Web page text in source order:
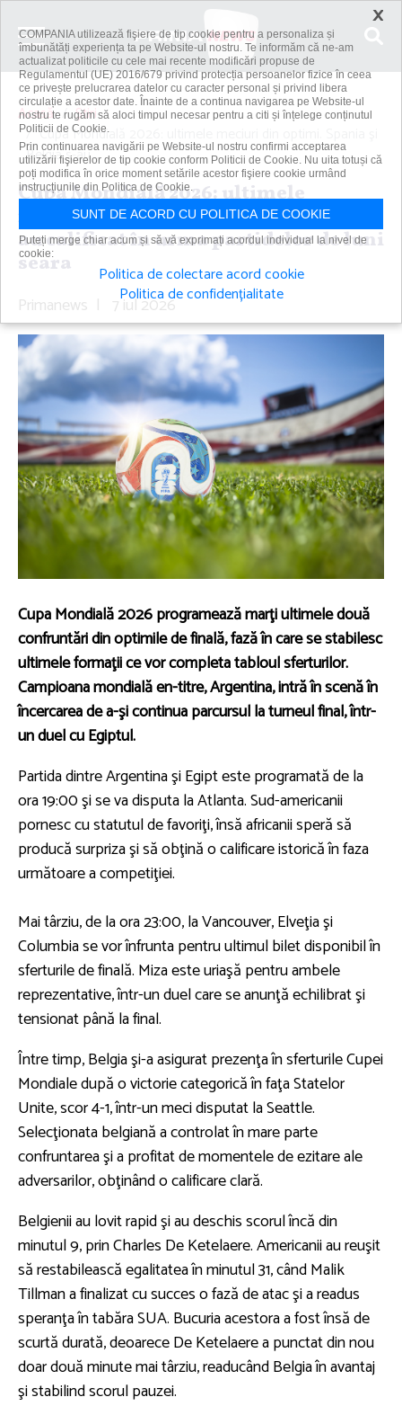
Acasă
Știri
Cupa Mondială 2026: ultimele meciuri din optimi. Spania şi
Belgia s-au...
Cupa Mondială 2026: ultimele
meciuri din optimi. Spania şi Belgia s-
au calificat în urma partidelor de luni
seara
Primanews | 7 iul 2026
Cupa Mondială 2026 programează marţi ultimele două
confruntări din optimile de finală, fază în care se stabilesc
ultimele formaţii ce vor completa tabloul sferturilor.
Campioana mondială en-titre, Argentina, intră în scenă în
încercarea de a-şi continua parcursul la turneul final, într-
un duel cu Egiptul.
Partida dintre Argentina şi Egipt este programată de la
ora 19:00 şi se va disputa la Atlanta. Sud-americanii
pornesc cu statutul de favoriţi, însă africanii speră să
producă surpriza şi să obţină o calificare istorică în faza
următoare a competiţiei.
Mai târziu, de la ora 23:00, la Vancouver, Elveţia şi
Columbia se vor înfrunta pentru ultimul bilet disponibil în
sferturile de finală. Miza este uriaşă pentru ambele
reprezentative, într-un duel care se anunţă echilibrat şi
tensionat până la final.
Între timp, Belgia şi-a asigurat prezenţa în sferturile Cupei
Mondiale după o victorie categorică în faţa Statelor
Unite, scor 4-1, într-un meci disputat la Seattle.
Selecţionata belgiană a controlat în mare parte
confruntarea şi a profitat de momentele de ezitare ale
adversarilor, obţinând o calificare clară.
Belgienii au lovit rapid şi au deschis scorul încă din
minutul 9, prin Charles De Ketelaere. Americanii au reuşit
să restabilească egalitatea în minutul 31, când Malik
Tillman a finalizat cu succes o fază de atac şi a readus
speranţa în tabăra SUA. Bucuria acestora a fost însă de
scurtă durată, deoarece De Ketelaere a punctat din nou
doar două minute mai târziu, readucând Belgia în avantaj
şi stabilind scorul pauzei.
×
COMPANIA utilizează fişiere de tip cookie pentru a personaliza și
îmbunătăți experiența ta pe Website-ul nostru. Te informăm că ne-am
actualizat politicile cu cele mai recente modificări propuse de
Regulamentul (UE) 2016/679 privind protecția persoanelor fizice în ceea
ce privește prelucrarea datelor cu caracter personal și privind libera
circulație a acestor date. Înainte de a continua navigarea pe Website-ul
nostru te rugăm să aloci timpul necesar pentru a citi și înțelege conținutul
Politicii de Cookie.
Prin continuarea navigării pe Website-ul nostru confirmi acceptarea
utilizării fişierelor de tip cookie conform Politicii de Cookie. Nu uita totuși că
poți modifica în orice moment setările acestor fişiere cookie urmând
instrucțiunile din Politica de Cookie.
SUNT DE ACORD CU POLITICA DE COOKIE
Puteți merge chiar acum și să vă exprimați acordul individual la nivel de
cookie:
Politica de colectare acord cookie
Politica de confidențialitate